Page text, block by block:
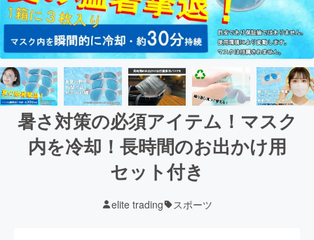
暑さ対策の必須アイテム！マスク
内を冷却！長時間のお出かけ用
セット付き
elite trading スポーツ